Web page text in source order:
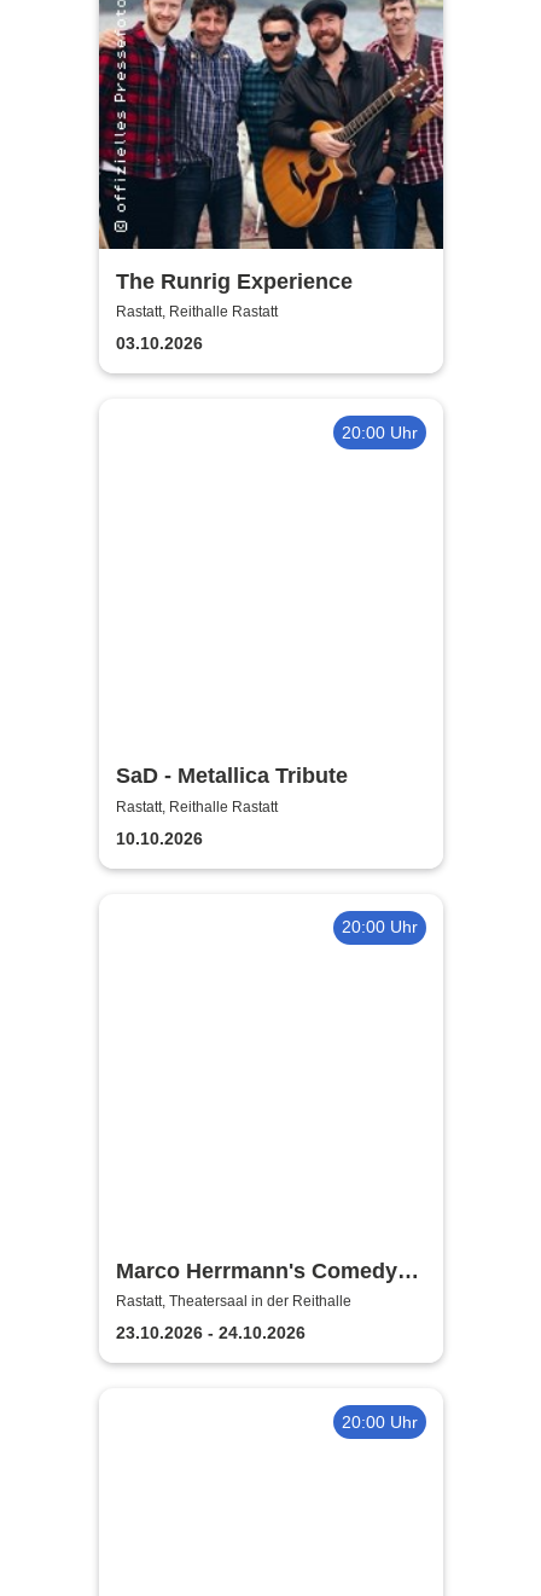
The Runrig Experience
Rastatt, Reithalle Rastatt
03.10.2026
20:00 Uhr
SaD - Metallica Tribute
Rastatt, Reithalle Rastatt
10.10.2026
20:00 Uhr
Marco Herrmann's Comedy
Cocktail
Rastatt, Theatersaal in der Reithalle
23.10.2026 - 24.10.2026
20:00 Uhr